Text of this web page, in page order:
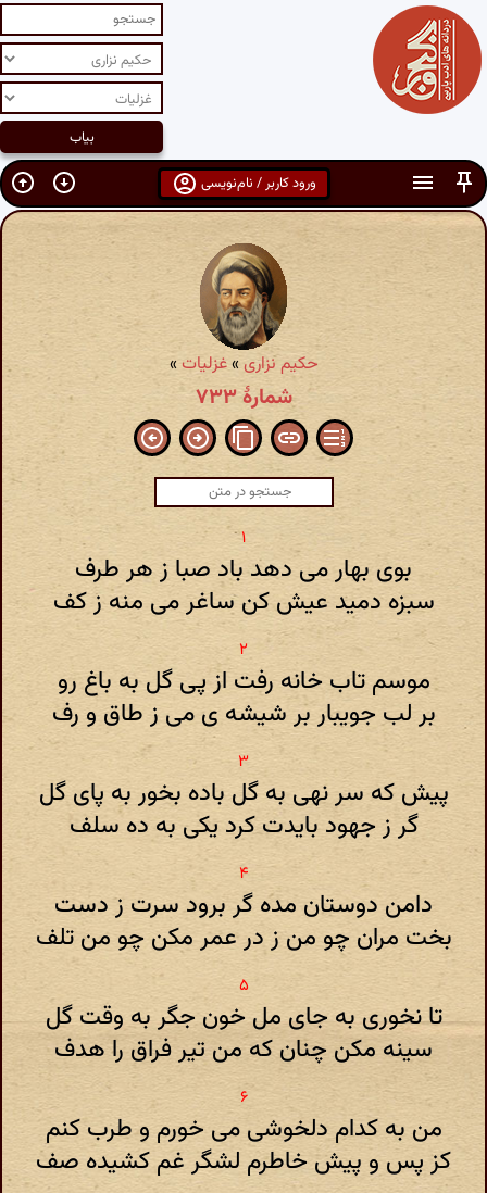
ورود کاربر / نام‌نویسی
حکیم نزاری»غزلیات»
شمارهٔ ۷۳۳
بوی بهار می دهد باد صبا ز هر طرف
سبزه دمید عیش کن ساغر می منه ز کف
موسم تاب خانه رفت از پی گل به باغ رو
بر لب جویبار بر شیشه ی می ز طاق و رف
پیش که سر نهی به گل باده بخور به پای گل
گر ز جهود بایدت کرد یکی به ده سلف
دامن دوستان مده گر برود سرت ز دست
بخت مران چو من ز در عمر مکن چو من تلف
تا نخوری به جای مل خون جگر به وقت گل
سینه مکن چنان که من تیر فراق را هدف
من به کدام دلخوشی می خورم و طرب کنم
کز پس و پیش خاطرم لشگر غم کشیده صف